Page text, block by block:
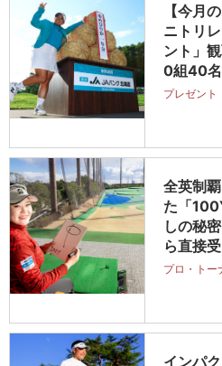
【今月
ニトリ
ント」
0組40
プレゼント
全英制
た「
しの秘
ら直接
プロ・トー
インパ